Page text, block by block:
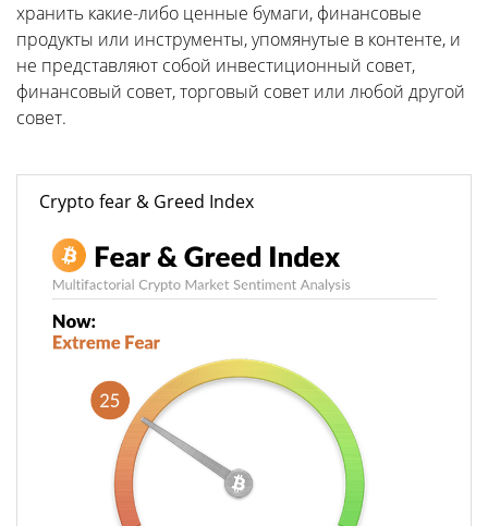
хранить какие-либо ценные бумаги, финансовые
продукты или инструменты, упомянутые в контенте, и
не представляют собой инвестиционный совет,
финансовый совет, торговый совет или любой другой
совет.
Crypto fear & Greed Index